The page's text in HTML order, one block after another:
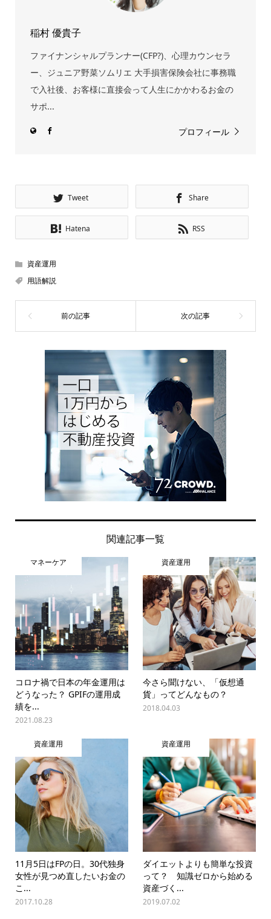
稲村 優貴子
ファイナンシャルプランナー(CFP?)、心理カウンセラ
ー、ジュニア野菜ソムリエ 大手損害保険会社に事務職
で入社後、お客様に直接会って人生にかかわるお金の
サポ...
プロフィール
Tweet Share
Hatena RSS
資産運用
用語解説
関連記事一覧
マネーケア
コロナ禍で日本の年金運用は
どうなった？ GPIFの運用成
績を...
2021.08.23
資産運用
今さら聞けない、「仮想通
貨」ってどんなもの？
2018.04.03
資産運用
11月5日はFPの日。30代独身
女性が見つめ直したいお金の
こ...
2017.10.28
資産運用
ダイエットよりも簡単な投資
って？ 知識ゼロから始める
資産づく...
2019.07.02